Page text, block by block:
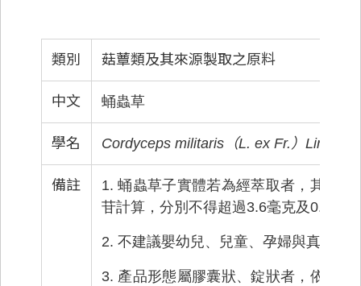
類別 菇蕈類及其來源製取之原料
中文 蛹蟲草
學名 Cordyceps militaris（L. ex Fr.）Link
備註
1. 蛹蟲草子實體若為經萃取者，其萃
苷計算，分別不得超過3.6毫克及0.5毫克
2. 不建議嬰幼兒、兒童、孕婦與真菌過
3. 產品形態屬膠囊狀、錠狀者，依每